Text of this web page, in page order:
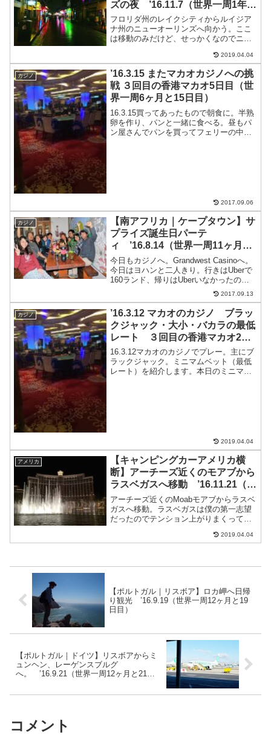
ズの夜 ’16.11.7（世界一周1年2
ヶ月と7日目）
フロリダ州のレイクシティからルイジア
ナ州のニューオーリンズへ向かう。ここ
は移動のみだけど、せっかくなのでニュ
に行くことに。昼はライスクッカー（炊
飯器）を使って、はくさいとベーコンの
スープとごはん。移動中で...
2019.04.04
カジノ
’16.3.15 またマカオカジノへの挑
戦 ３回目の香港マカオ5日目（世
界一周6ヶ月と15日目）
16.3.15買ってあったもので朝食に。半熟
卵を作り、パンと一緒に食べる。昼もパ
ン屋さんでパンを買ってフェリーの中で
2017.09.06
カジノ
【南アフリカ｜ケープタウン】サ
プライズ誕生日パーテ
ィ ’16.8.14（世界一周11ヶ月14
日目）
今日もカジノへ。Grandwest Casinoへ。
今日はヨハンと二人きり。行きはUberで
160ランド、帰りはUberいなかったので
白タクで200ランド往復でひとり180ラン
ド（約,1260円）ブラックジャックやるも
今日はお互い調子悪く、...
2017.09.13
カジノ
’16.3.12 マカオのカジノ ブラッ
クジャック・大小・バカラの最低
レート ３回目の香港マカオ2日
目（世界一周6ヶ月と12日目）
16.3.12マカオのカジノでプレー。主にブ
ラックジャック。ミニマムベット（最低
レート）を紹介します。本日のミニマム
2019.04.04
アメリカ
【キャンピングカーアメリカ横
断】アーチーズ近くのモアブから
ラスベガスへ移動 ’16.11.21（世
界一周1年2ヶ月と21日目）
アーチーズ近くのMoabモアブからラスベ
ガスへ移動。ラスベガスは僕の第一志望
だったのでテンション上がりまくって、
つく中、旅路を急ぐ。ラスベガスに近づ
2019.04.04
【ポルトガル｜リスボア】ロカ岬へ日帰
り観光 ’16.9.19（世界一周12ヶ月と19
日目）
【ポルトガル｜ドイツ】リスボアからミ
ュンヘン、レーゲンスブルグ
へ。 ’16.9.21（世界一周12ヶ月と21日
コメント